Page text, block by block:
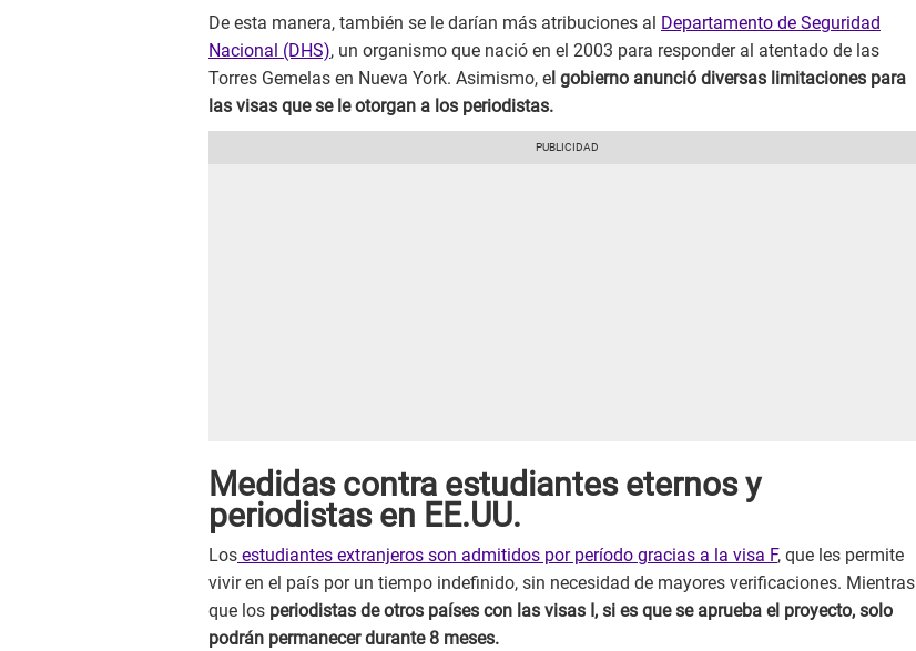
De esta manera, también se le darían más atribuciones al Departamento de Seguridad
Nacional (DHS), un organismo que nació en el 2003 para responder al atentado de las
Torres Gemelas en Nueva York. Asimismo, e l gobierno anunció diversas limitaciones para
las visas que se le otorgan a los periodistas.
Medidas contra estudiantes eternos y
periodistas en EE.UU.
Los estudiantes extranjeros son admitidos por período gracias a la visa F, que les permite
vivir en el país por un tiempo indefinido, sin necesidad de mayores verificaciones. Mientras
que los periodistas de otros países con las visas I, si es que se aprueba el proyecto, solo
podrán permanecer durante 8 meses.